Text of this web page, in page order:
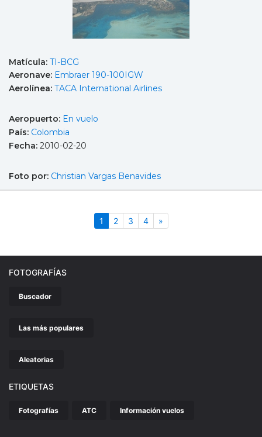
Matícula: TI-BCG
Aeronave: Embraer 190-100IGW
Aerolínea: TACA International Airlines
Aeropuerto: En vuelo
País: Colombia
Fecha: 2010-02-20
Foto por: Christian Vargas Benavides
1 (actual)
2 3 4 »Siguiente
FOTOGRAFÍAS
Buscador
Las más populares
Aleatorias
ETIQUETAS
Fotografías ATC Información vuelos